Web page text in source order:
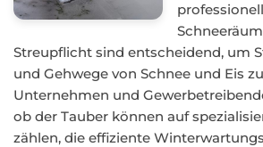
Streupflicht sind entscheidend, um
und Gehwege von Schnee und Eis
Unternehmen und
ob der Tauber können auf
zählen, die effiziente